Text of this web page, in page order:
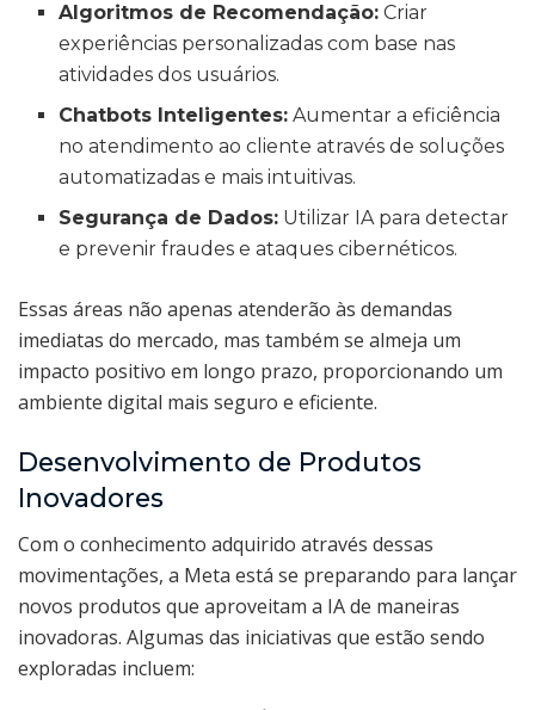
Algoritmos de Recomendação: Criar
experiências personalizadas com base nas
atividades dos usuários.
Chatbots Inteligentes: Aumentar a eficiência
no atendimento ao cliente através de soluções
automatizadas e mais intuitivas.
Segurança de Dados: Utilizar IA para detectar
e prevenir fraudes e ataques cibernéticos.
Essas áreas não apenas atenderão às demandas
imediatas do mercado, mas também se almeja um
impacto positivo em longo prazo, proporcionando um
ambiente digital mais seguro e eficiente.
Desenvolvimento de Produtos
Inovadores
Com o conhecimento adquirido através dessas
movimentações, a Meta está se preparando para lançar
novos produtos que aproveitam a IA de maneiras
inovadoras. Algumas das iniciativas que estão sendo
exploradas incluem: